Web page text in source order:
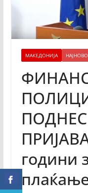
МАКЕДОНИЈА НАЈНОВО
години